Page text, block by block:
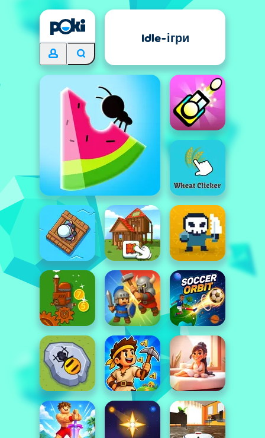
Idle-ігри